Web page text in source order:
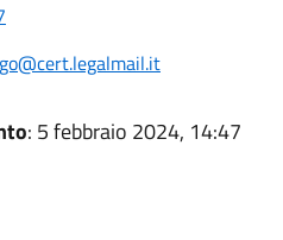
: 5 febbraio 2024, 14:47